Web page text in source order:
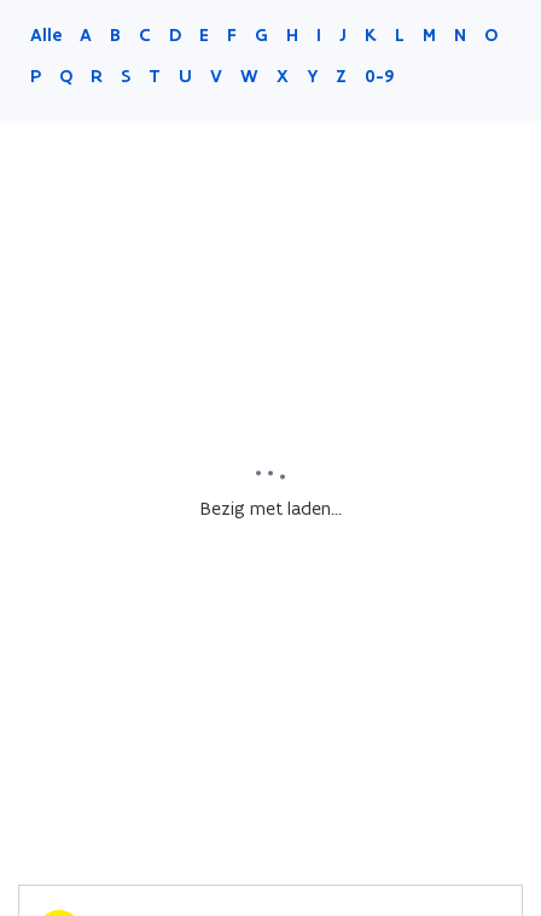
Alle A B C D E F G H I J K L M N
O
P
Q R S T U V W X Y Z 0-9
Bezig met laden...